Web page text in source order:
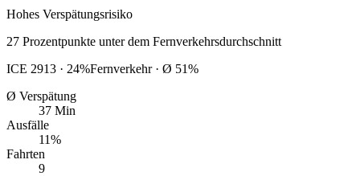
Hohes Verspätungsrisiko
27 Prozentpunkte unter dem Fernverkehrsdurchschnitt
ICE 2913 · 24%Fernverkehr · Ø 51%
Ø Verspätung
37 Min
Ausfälle
11%
Fahrten
9